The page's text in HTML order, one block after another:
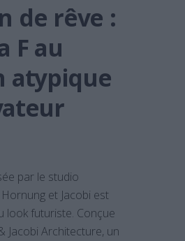
de rêve :
F au
atypique
par le studio
et Jacobi est
look futuriste. Conçue
Jacobi Architecture, un